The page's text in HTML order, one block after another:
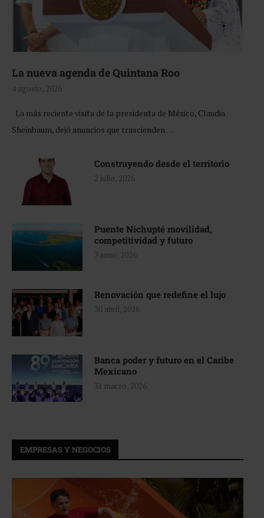
La nueva agenda de Quintana Roo
4 agosto, 2026
La más reciente visita de la presidenta de México, Claudia
Sheinbaum, dejó anuncios que trascienden …
Construyendo desde el territorio
2 julio, 2026
Puente Nichupté movilidad,
competitividad y futuro
3 junio, 2026
Renovación que redefine el lujo
30 abril, 2026
Banca poder y futuro en el Caribe
Mexicano
31 marzo, 2026
EMPRESAS Y NEGOCIOS